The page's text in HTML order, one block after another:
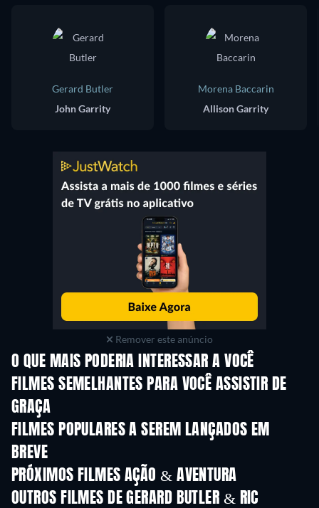
Gerard Butler
John Garrity
Morena Baccarin
Allison Garrity
Remover este anúncio
O QUE MAIS PODERIA INTERESSAR A VOCÊ
FILMES SEMELHANTES PARA VOCÊ ASSISTIR DE
GRAÇA
FILMES POPULARES A SEREM LANÇADOS EM
BREVE
PRÓXIMOS FILMES AÇÃO & AVENTURA
OUTROS FILMES DE GERARD BUTLER & RIC